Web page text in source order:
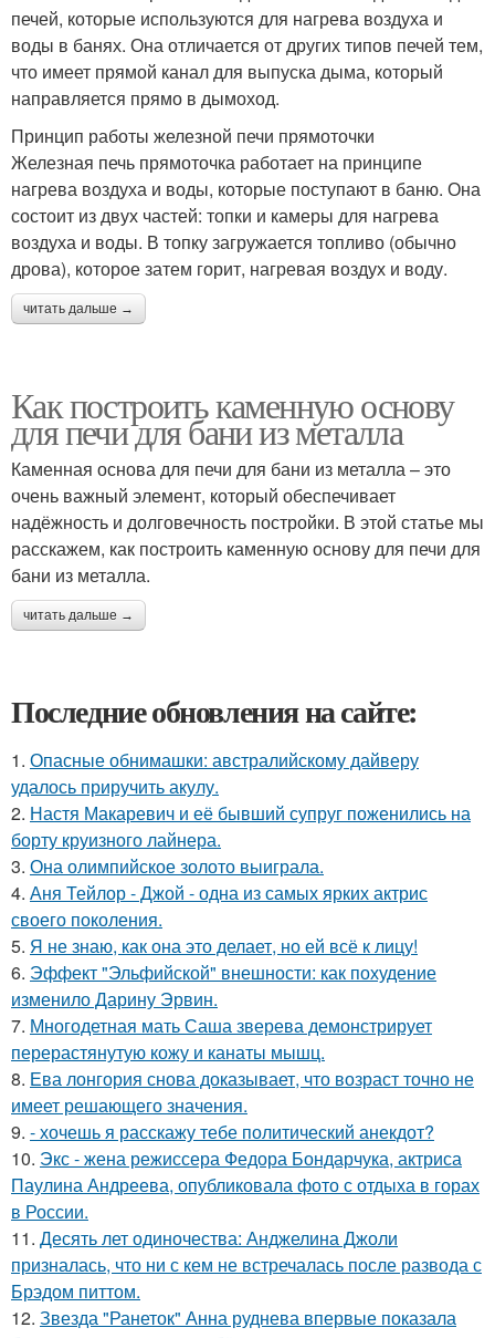
печей, которые используются для нагрева воздуха и
воды в банях. Она отличается от других типов печей тем,
что имеет прямой канал для выпуска дыма, который
направляется прямо в дымоход.
Принцип работы железной печи прямоточки
Железная печь прямоточка работает на принципе
нагрева воздуха и воды, которые поступают в баню. Она
состоит из двух частей: топки и камеры для нагрева
воздуха и воды. В топку загружается топливо (обычно
дрова), которое затем горит, нагревая воздух и воду.
читать дальше →
Как построить каменную основу
для печи для бани из металла
Каменная основа для печи для бани из металла – это
очень важный элемент, который обеспечивает
надёжность и долговечность постройки. В этой статье мы
расскажем, как построить каменную основу для печи для
бани из металла.
читать дальше →
Последние обновления на сайте:
1. Опасные обнимашки: австралийскому дайверу
удалось приручить акулу.
2. Настя Макаревич и её бывший супруг поженились на
борту круизного лайнера.
3. Она олимпийское золото выиграла.
4. Аня Тейлор - Джой - одна из самых ярких актрис
своего поколения.
5. Я не знаю, как она это делает, но ей всё к лицу!
6. Эффект "Эльфийской" внешности: как похудение
изменило Дарину Эрвин.
7. Многодетная мать Саша зверева демонстрирует
перерастянутую кожу и канаты мышц.
8. Ева лонгория снова доказывает, что возраст точно не
имеет решающего значения.
9. - хочешь я расскажу тебе политический анекдот?
10. Экс - жена режиссера Федора Бондарчука, актриса
Паулина Андреева, опубликовала фото с отдыха в горах
в России.
11. Десять лет одиночества: Анджелина Джоли
призналась, что ни с кем не встречалась после развода с
Брэдом питтом.
12. Звезда "Ранеток" Анна руднева впервые показала